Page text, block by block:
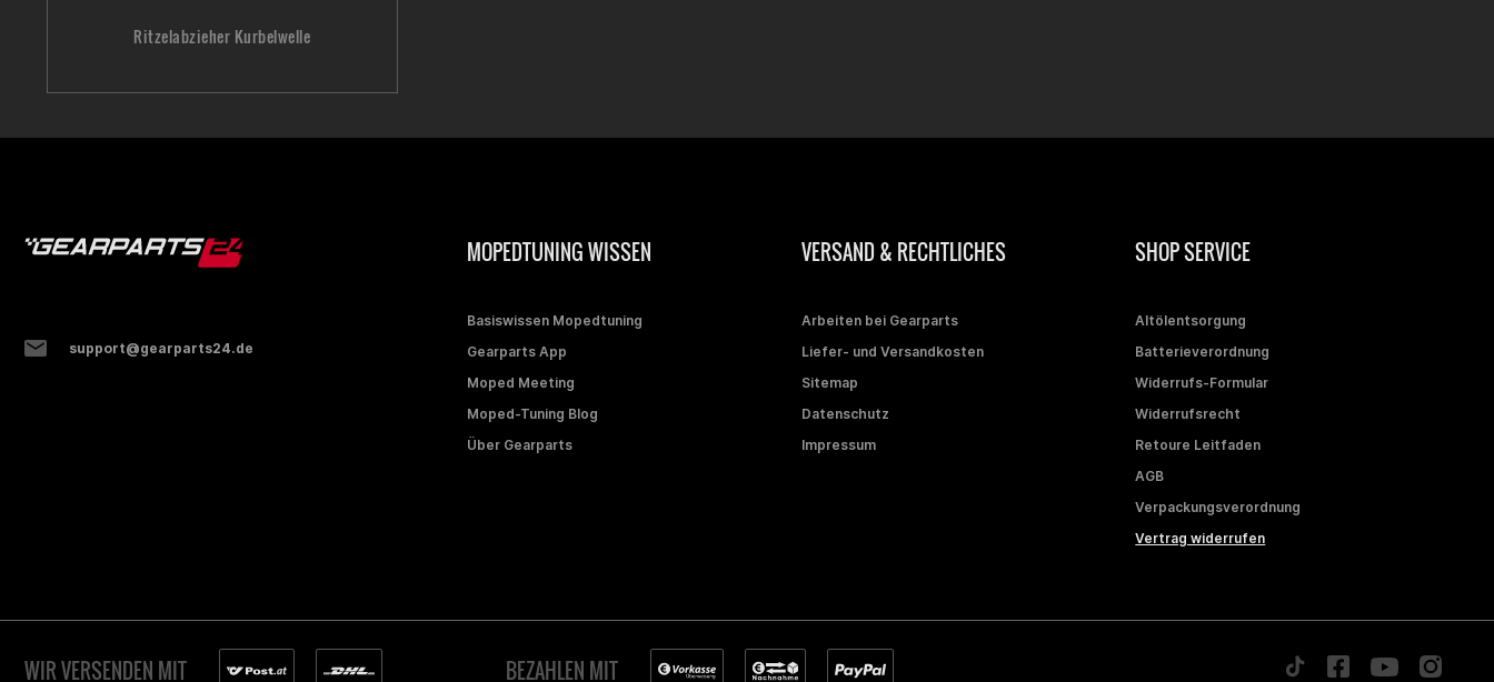
Ritzelabzieher Kurbelwelle
support@gearparts24.de
MOPEDTUNING WISSEN
Basiswissen Mopedtuning
Gearparts App
Moped Meeting
Moped-Tuning Blog
Über Gearparts
VERSAND & RECHTLICHES
Arbeiten bei Gearparts
Liefer- und Versandkosten
Sitemap
Datenschutz
Impressum
SHOP SERVICE
Altölentsorgung
Batterieverordnung
Widerrufs-Formular
Widerrufsrecht
Retoure Leitfaden
AGB
Verpackungsverordnung
Vertrag widerrufen
WIR VERSENDEN MIT BEZAHLEN MIT